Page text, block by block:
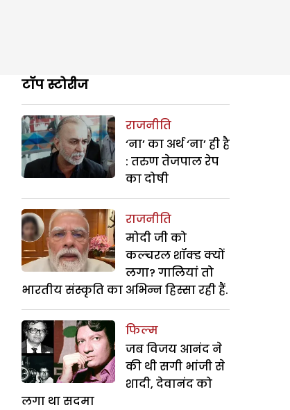
टॉप स्टोरीज
राजनीति
‘ना’ का अर्थ ‘ना’ ही है
: तरुण तेजपाल रेप
का दोषी
राजनीति
मोदी जी को
कल्चरल शॉक्ड क्यों
लगा? गालियां तो
भारतीय संस्कृति का अभिन्न हिस्सा रही हैं.
फिल्म
जब विजय आनंद ने
की थी सगी भांजी से
शादी, देवानंद को
लगा था सदमा